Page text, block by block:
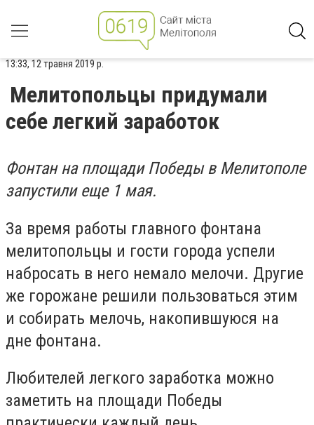
13:33, 12 травня 2019 р.
Мелитопольцы придумали
себе легкий заработок
Фонтан на площади Победы в Мелитополе
запустили еще 1 мая.
За время работы главного фонтана
мелитопольцы и гости города успели
набросать в него немало мелочи. Другие
же горожане решили пользоваться этим
и собирать мелочь, накопившуюся на
дне фонтана.
Любителей легкого заработка можно
заметить на площади Победы